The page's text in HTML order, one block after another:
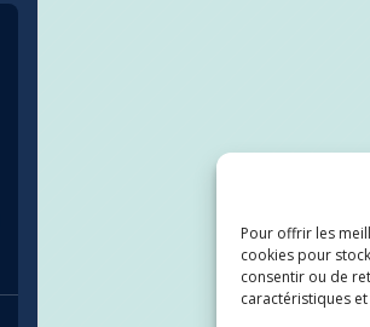
Pour offrir les
cookies pour
consentir ou de
caractéristiques